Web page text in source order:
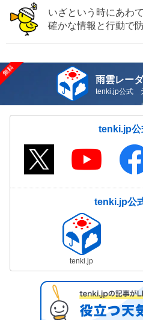
いざという時にあわ
確かな情報と行動で
雨雲レー
tenki.jp公式
tenki.jp公
tenki.jp公
tenki.jp